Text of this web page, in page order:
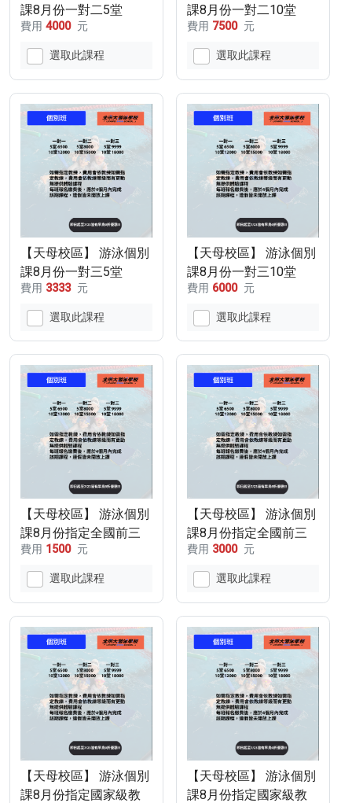
課8月份一對二5堂
費用 4000 元
選取此課程
課8月份一對二10堂
費用 7500 元
選取此課程
【天母校區】 游泳個別
課8月份一對三5堂
費用 3333 元
選取此課程
【天母校區】 游泳個別
課8月份一對三10堂
費用 6000 元
選取此課程
【天母校區】 游泳個別
課8月份指定全國前三
教練5堂+300
費用 1500 元
選取此課程
【天母校區】 游泳個別
課8月份指定全國前三
教練10堂+300
費用 3000 元
選取此課程
【天母校區】 游泳個別
課8月份指定國家級教
【天母校區】 游泳個別
課8月份指定國家級教